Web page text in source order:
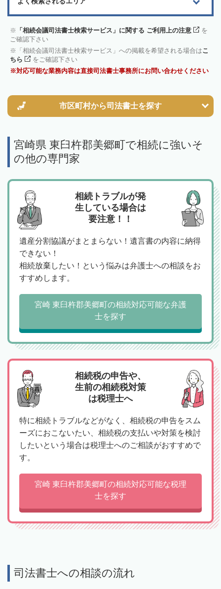
「相続会議司法書士検索サービス」に関する ご利用上の注意
を
ご確認下さい
「相続会議司法書士検索サービス」への掲載を希望される場合はこ
ちら
をご確認下さい
対応可能な業務内容は直接司法書士事務所にお問い合わせください
市区町村から司法書士を探す
宮崎県 東臼杵郡美郷町で相続に強いそ
の他の専門家
相続トラブルが発
生している場合は
要注意！！
遺産分割協議がまとまらない！遺言書の内容に納得
できない！
相続放棄したい！という悩みは弁護士への相談をお
すすめします。
宮崎 東臼杵郡美郷町の相続対応可能な弁護
士を探す
相続税の申告や、
生前の相続税対策
は税理士へ
特に相続トラブルなどがなく、相続税の申告をスム
ーズにおこないたい、相続税の支払いや対策を検討
したいという場合は税理士へのご相談がおすすめで
す。
宮崎 東臼杵郡美郷町の相続対応可能な税理
士を探す
司法書士への相談の流れ